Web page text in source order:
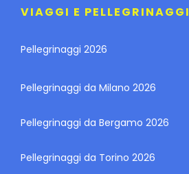
VIAGGI E PELLEGRINAGGI
Pellegrinaggi 2026
Pellegrinaggi da Milano 2026
Pellegrinaggi da Bergamo 2026
Pellegrinaggi da Torino 2026